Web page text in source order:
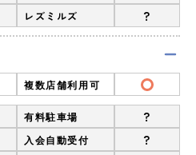
レズミルズ ?
複数店舗利用可
有料駐車場 ?
入会自動受付 ?